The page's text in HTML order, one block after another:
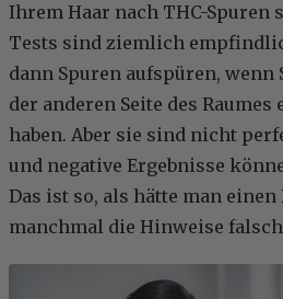
Ihrem Haar nach THC-Spuren
Tests sind ziemlich
dann Spuren aufspüren, wenn
der anderen Seite des
haben. Aber sie sind nicht
und negative Ergebnisse
Das ist so, als hätte man einen
manchmal die Hinweise